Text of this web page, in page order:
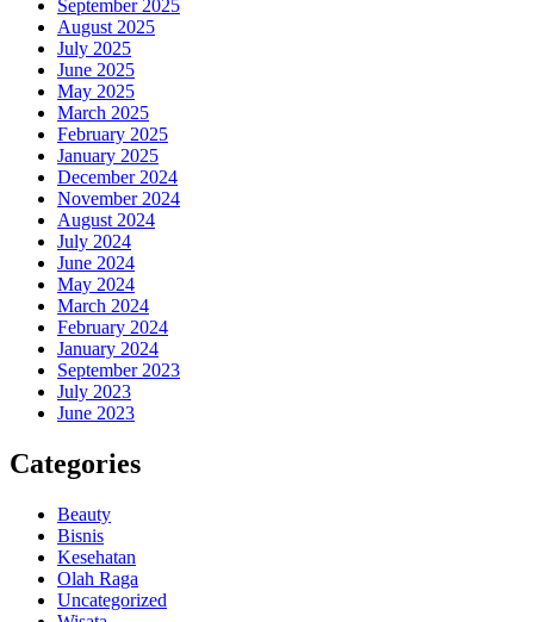
September 2025
August 2025
July 2025
June 2025
May 2025
March 2025
February 2025
January 2025
December 2024
November 2024
August 2024
July 2024
June 2024
May 2024
March 2024
February 2024
January 2024
September 2023
July 2023
June 2023
Categories
Beauty
Bisnis
Kesehatan
Olah Raga
Uncategorized